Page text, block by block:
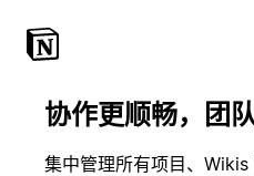
协作更顺畅，团
集中管理所有项目、